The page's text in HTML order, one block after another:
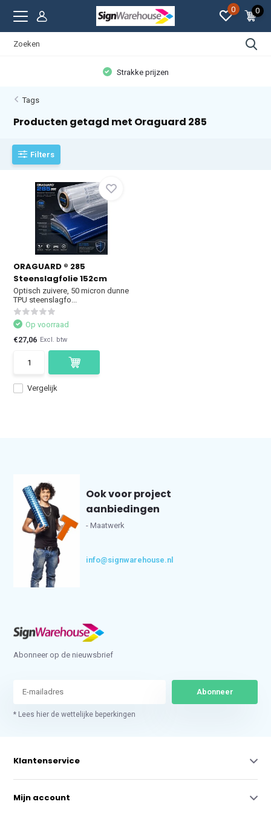
0 0
Strakke prijzen
Tags
Producten getagd met Oraguard 285
Filters
ORAGUARD ® 285
Steenslagfolie 152cm
Optisch zuivere, 50 micron dunne
TPU steenslagfo...
Vergelijk
Op voorraad
€27,06 Excl. btw
Ook voor project
aanbiedingen
- Maatwerk
info@signwarehouse.nl
Abonneer op de nieuwsbrief
Abonneer
* Lees hier de wettelijke beperkingen
Klantenservice
Mijn account